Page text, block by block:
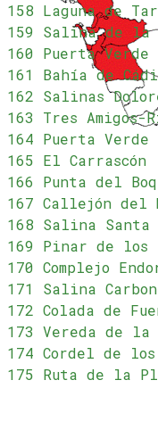
158 Laguna de
159 Salina de la
160 Puerta Verde
161 Bahía de
162 Salinas
163 Tres
164 Puerta Verde
165 El Carrascón
166 Punta del
167 Callejón del
168 Salina Santa
169 Pinar de los
170 Complejo
171 Salina
172 Colada de
173 Vereda de la
174 Cordel de los
175 Ruta de la